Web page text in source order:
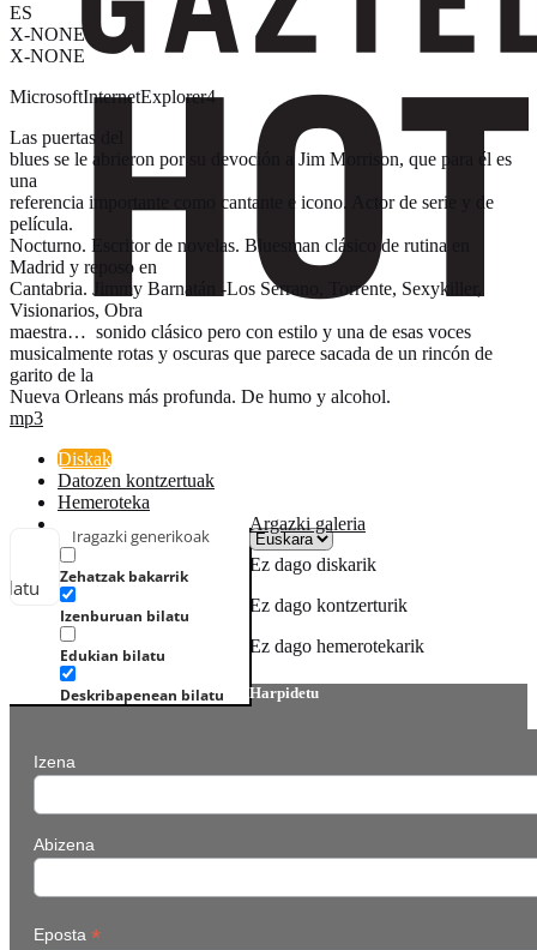
Iragazki generikoak
Zehatzak bakarrik
Izenburuan bilatu
Edukian bilatu
Deskribapenean bilatu
ES
X-NONE
X-NONE
MicrosoftInternetExplorer4
Las puertas del
blues se le abrieron por su devoción a Jim Morrison, que para él es
una
referencia importante como cantante e icono. Actor de serie y de
película.
Nocturno. Escritor de novelas. Bluesman clásico de rutina en
Madrid y reposo en
Cantabria. Jimmy Barnatán -Los Serrano, Torrente, Sexykiller,
Visionarios, Obra
maestra… sonido clásico pero con estilo y una de esas voces
musicalmente rotas y oscuras que parece sacada de un rincón de
garito de la
Nueva Orleans más profunda. De humo y alcohol.
mp3
Diskak
Datozen kontzertuak
Hemeroteka
Argazki galeria
Ez dago diskarik
Ez dago kontzerturik
Ez dago hemerotekarik
Harpidetu
Izena
Abizena
Eposta *